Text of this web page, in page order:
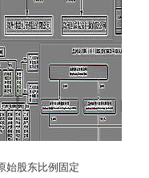
始股东比例固定